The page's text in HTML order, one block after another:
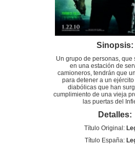
Sinopsis:
Un grupo de personas, que
en una estación de
camioneros, tendrán que
para detener a un
diabólicas que han
cumplimiento de una vieja
las puertas del
Detalles:
Título Original:
Título España: